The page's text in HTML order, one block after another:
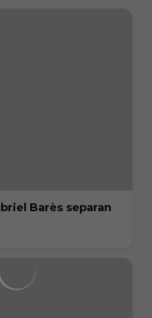
Barès separan